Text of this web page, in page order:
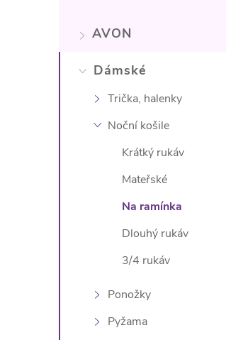
AVON
Dámské
Trička, halenky
Noční košile
Krátký rukáv
Mateřské
Na ramínka
Dlouhý rukáv
3/4 rukáv
Ponožky
Pyžama